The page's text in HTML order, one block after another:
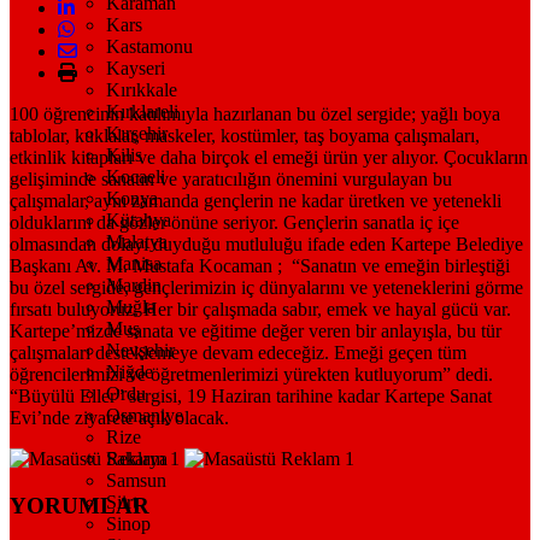
Kars
Kastamonu
Kayseri
Kırıkkale
Kırklareli
Kırşehir
Kilis
Kocaeli
Konya
Kütahya
Malatya
Manisa
Mardin
Muğla
Muş
Nevşehir
Niğde
Ordu
Osmaniye
Rize
Sakarya
Samsun
Siirt
Sinop
100 öğrencinin katılımıyla hazırlanan bu özel sergide; yağlı boya
tablolar, kuklalar, maskeler, kostümler, taş boyama çalışmaları,
etkinlik kitapları ve daha birçok el emeği ürün yer alıyor. Çocukların
gelişiminde sanatın ve yaratıcılığın önemini vurgulayan bu
çalışmalar, aynı zamanda gençlerin ne kadar üretken ve yetenekli
olduklarını da gözler önüne seriyor. Gençlerin sanatla iç içe
olmasından dolayı duyduğu mutluluğu ifade eden Kartepe Belediye
Başkanı Av. M. Mustafa Kocaman ; “Sanatın ve emeğin birleştiği
bu özel sergide, gençlerimizin iç dünyalarını ve yeteneklerini görme
fırsatı buluyoruz. Her bir çalışmada sabır, emek ve hayal gücü var.
Kartepe’mizde sanata ve eğitime değer veren bir anlayışla, bu tür
çalışmaları desteklemeye devam edeceğiz. Emeği geçen tüm
öğrencilerimizi ve öğretmenlerimizi yürekten kutluyorum” dedi.
“Büyülü Eller” sergisi, 19 Haziran tarihine kadar Kartepe Sanat
Evi’nde ziyarete açık olacak.
YORUMLAR